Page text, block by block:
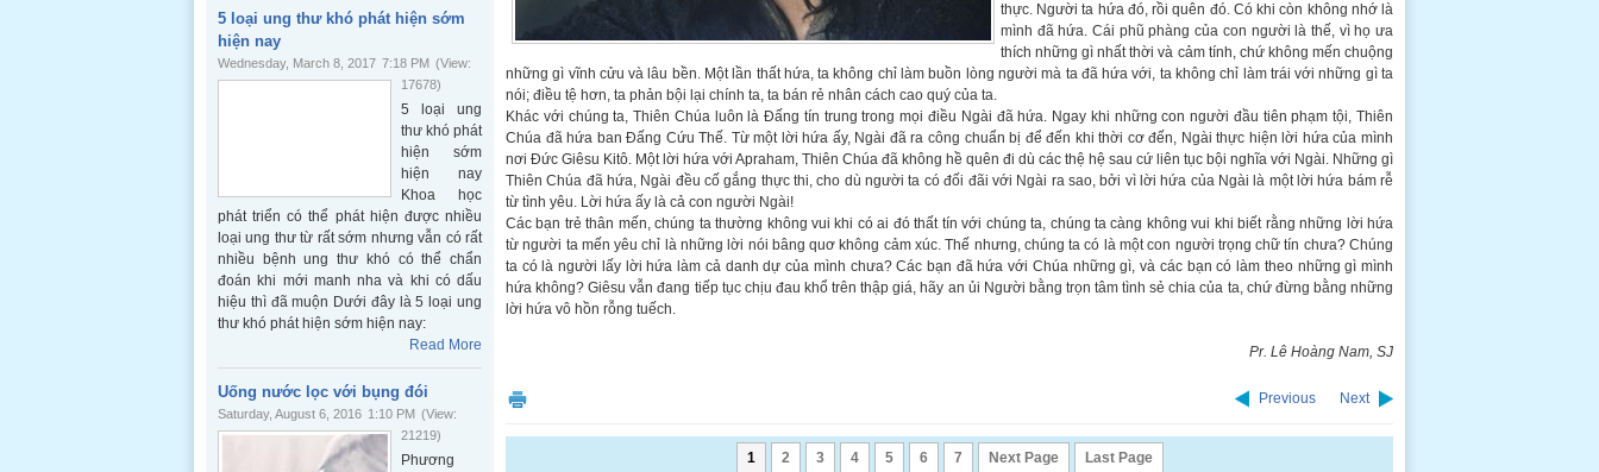
5 loại ung thư khó phát hiện sớm
hiện nay
Wednesday, March 8, 2017 7:18 PM (View:
17678)
5 loại ung
thư khó phát
hiện sớm
hiện nay
Khoa học
phát triển có thể phát hiện được nhiều
loại ung thư từ rất sớm nhưng vẫn có rất
nhiều bệnh ung thư khó có thể chẩn
đoán khi mới manh nha và khi có dấu
hiệu thì đã muộn Dưới đây là 5 loại ung
thư khó phát hiện sớm hiện nay:
Read More
Uống nước lọc với bụng đói
Saturday, August 6, 2016 1:10 PM (View:
21219)
Phương
thực. Người ta hứa đó, rồi quên đó. Có khi còn không nhớ là
mình đã hứa. Cái phũ phàng của con người là thế, vì họ ưa
thích những gì nhất thời và cảm tính, chứ không mến chuộng
những gì vĩnh cửu và lâu bền. Một lần thất hứa, ta không chỉ làm buồn lòng người mà ta đã hứa với, ta không chỉ làm trái với những gì ta
nói; điều tệ hơn, ta phản bội lại chính ta, ta bán rẻ nhân cách cao quý của ta.
Khác với chúng ta, Thiên Chúa luôn là Đấng tín trung trong mọi điều Ngài đã hứa. Ngay khi những con người đầu tiên phạm tội, Thiên
Chúa đã hứa ban Đấng Cứu Thế. Từ một lời hứa ấy, Ngài đã ra công chuẩn bị để đến khi thời cơ đến, Ngài thực hiện lời hứa của mình
nơi Đức Giêsu Kitô. Một lời hứa với Apraham, Thiên Chúa đã không hề quên đi dù các thệ hệ sau cứ liên tục bội nghĩa với Ngài. Những gì
Thiên Chúa đã hứa, Ngài đều cố gắng thực thi, cho dù người ta có đối đãi với Ngài ra sao, bởi vì lời hứa của Ngài là một lời hứa bám rễ
từ tình yêu. Lời hứa ấy là cả con người Ngài!
Các bạn trẻ thân mến, chúng ta thường không vui khi có ai đó thất tín với chúng ta, chúng ta càng không vui khi biết rằng những lời hứa
từ người ta mến yêu chỉ là những lời nói bâng quơ không cảm xúc. Thế nhưng, chúng ta có là một con người trọng chữ tín chưa? Chúng
ta có là người lấy lời hứa làm cả danh dự của mình chưa? Các bạn đã hứa với Chúa những gì, và các bạn có làm theo những gì mình
hứa không? Giêsu vẫn đang tiếp tục chịu đau khổ trên thập giá, hãy an ủi Người bằng trọn tâm tình sẻ chia của ta, chứ đừng bằng những
lời hứa vô hồn rỗng tuếch.
Pr. Lê Hoàng Nam, SJ
Previous Next
1 2 3 4 5 6 7 Next Page Last Page